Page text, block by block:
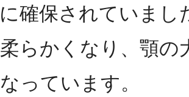
確保されていまし
らかくなり、顎の
っています。